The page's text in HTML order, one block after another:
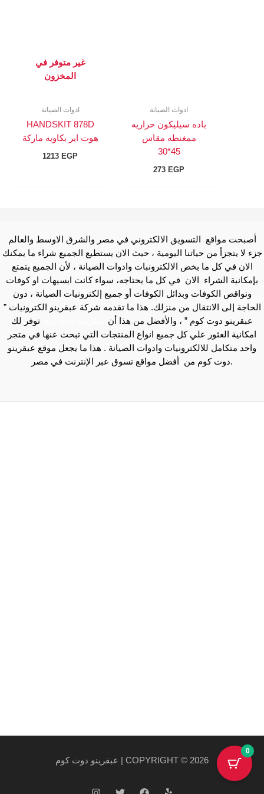
ادوات الصيانة
باده سيليكون حراريه
ممغنطه مقاس
45*30
273 EGP
غير متوفر في
المخزون
ادوات الصيانة
HANDSKIT 878D
هوت اير بكاويه ماركة
1213 EGP
أصبحت مواقع التسويق الالكتروني في مصر والشرق الاوسط والعالم
جزء لا يتجزأ من حياتنا اليومية ، حيث الان يستطيع الجميع شراء ما يمكنك
الان في كل ما بخص الالكترونبات وادوات الصيانة ، لأن الجميع يتمتع
بإمكانية الشراء الان في كل ما يحتاجه، سواء كانت ايسيهات او كوفات
ونواقص الكوفات وبدائل الكوفات أو جميع إلكترونيات الصيانة ، دون
الحاجة إلى الانتقال من منزلك. هذا ما تقدمه شركة عبقرينو الكترونيات ”
عبقرينو دوت كوم ” ، والأفضل من هذا أن
توفر لك
امكانية العثور علي كل جميع انواع المنتجات التي تبحث عنها في متجر
واحد متكامل للالكترونيات وادوات الصيانة . هذا ما يجعل موقع عبقرينو
دوت كوم من أفضل مواقع تسوق عبر الإنترنت في مصر.
COPYRIGHT © 2026 | عبقرينو دوت كوم
0